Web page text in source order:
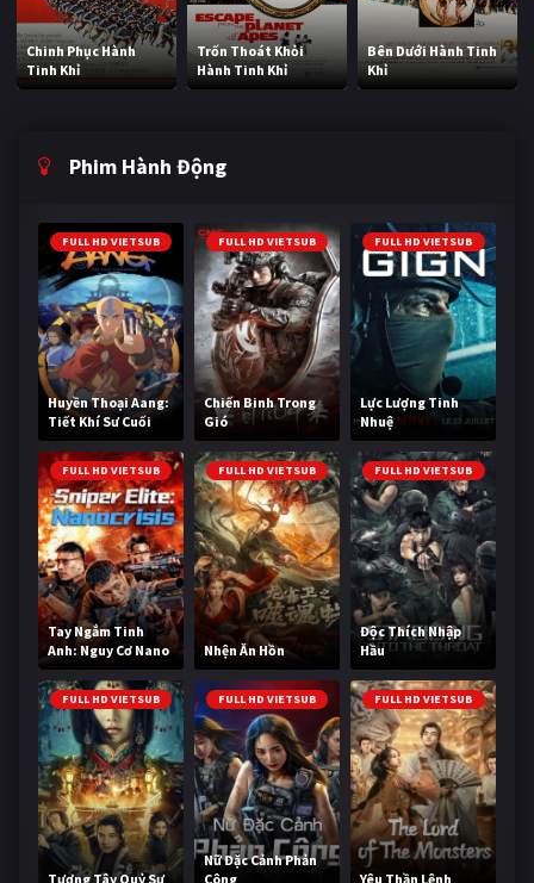
Chinh Phục Hành
Tinh Khỉ
Trốn Thoát Khỏi
Hành Tinh Khỉ
Bên Dưới Hành Tinh
Khỉ
Phim Hành Động
FULL HD VIETSUB
Huyền Thoại Aang:
Tiết Khí Sư Cuối
Cùng
FULL HD VIETSUB
Chiến Binh Trong
Gió
FULL HD VIETSUB
Lực Lượng Tinh
Nhuệ
FULL HD VIETSUB
Tay Ngắm Tinh
Anh: Nguy Cơ Nano
FULL HD VIETSUB
Nhện Ăn Hồn
FULL HD VIETSUB
Độc Thích Nhập
Hầu
FULL HD VIETSUB
Tương Tây Quỷ Sự
FULL HD VIETSUB
Nữ Đặc Cảnh Phản
Công
FULL HD VIETSUB
Yêu Thần Lệnh